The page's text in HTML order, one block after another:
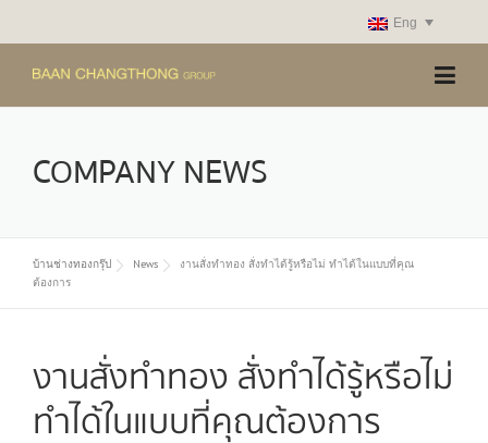
Eng
COMPANY NEWS
บ้านช่างทองกรุ๊ป News
งานสั่งทำทอง สั่งทำได้รู้หรือไม่ ทำได้ในแบบที่คุณ
ต้องการ
งานสั่งทำทอง สั่งทำได้รู้หรือไม่
ทำได้ในแบบที่คุณต้องการ